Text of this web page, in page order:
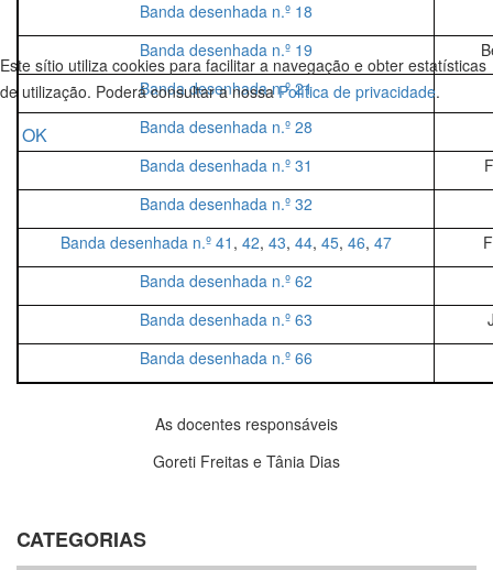
Banda desenhada n.º 18
Banda desenhada n.º 19
Banda desenhada n.º 21
Banda desenhada n.º 28
Banda desenhada n.º 31
Banda desenhada n.º 32
Banda desenhada n.º 41 , 42, 43, 44, 45, 46, 47
Banda desenhada n.º 62
Banda desenhada n.º 63
Banda desenhada n.º 66
As docentes responsáveis
Goreti Freitas e Tânia Dias
CATEGORIAS
Este sítio utiliza cookies para facilitar a navegação e obter estatísticas
de utilização. Poderá consultar a nossaPolítica de privacidade.
OK